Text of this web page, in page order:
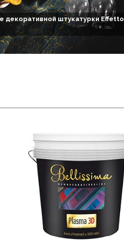
декоративной штукатурки Effetto